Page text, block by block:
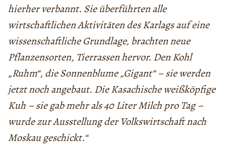
hierher verbannt. Sie überführten alle
wirtschaftlichen Aktivitäten des Karlags auf eine
wissenschaftliche Grundlage, brachten neue
Pflanzensorten, Tierrassen hervor. Den Kohl
„Ruhm“, die Sonnenblume „Gigant“ – sie werden
jetzt noch angebaut. Die Kasachische weißköpfige
Kuh – sie gab mehr als 40 Liter Milch pro Tag –
wurde zur Ausstellung der Volkswirtschaft nach
Moskau geschickt.“